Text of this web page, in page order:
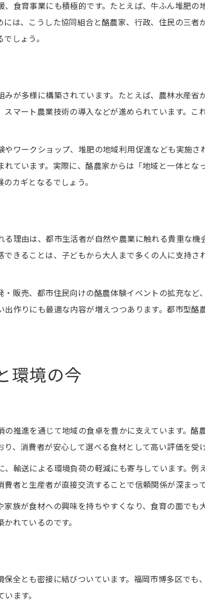
持続可能な地域社会を築く酪農の意義
食育事業にも積極的です。たとえば、牛ふん堆肥
は、こうした協同組合と酪農家、行政、住民の三
しょう。
が多様に構築されています。たとえば、農林水産
マート農業技術の導入などが進められています。
ワークショップ、堆肥の地域利用促進なども実施さ
ています。実際に、酪農家からは「地域と一体と
カギとなるでしょう。
理由は、都市生活者が自然や農業に触れる貴重な
きることは、子どもから大人まで多くの人に支持
販売、都市住民向けの酪農体験イベントの拡充な
作りにも最適な内容が増えつつあります。都市型
環境の今
推進を通じて地域の食卓を豊かに支えています。
、消費者が安心して選べる食材として高い評価を受
輸送による環境負荷の軽減にも寄与しています。
者と生産者が直接交流することで信頼関係が深まって
族が食材への興味を持ちやすくなり、食育の面で
れているのです。
全とも密接に結びついています。福岡市博多区で
ます。